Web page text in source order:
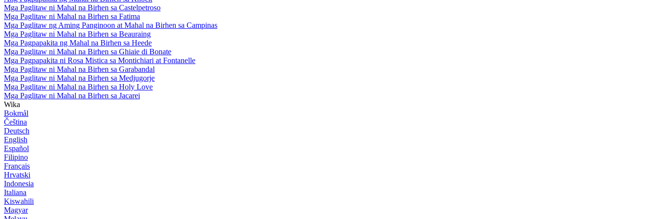
Mga Paglitaw ni Mahal na Birhen sa Castelpetroso
Mga Paglitaw ni Mahal na Birhen sa Fatima
Mga Paglitaw ng Aming Panginoon at Mahal na Birhen sa Campinas
Mga Paglitaw ni Mahal na Birhen sa Beauraing
Mga Pagpapakita ng Mahal na Birhen sa Heede
Mga Paglitaw ni Mahal na Birhen sa Ghiaie di Bonate
Mga Pagpapakita ni Rosa Mistica sa Montichiari at Fontanelle
Mga Paglitaw ni Mahal na Birhen sa Garabandal
Mga Paglitaw ni Mahal na Birhen sa Medjugorje
Mga Paglitaw ni Mahal na Birhen sa Holy Love
Mga Paglitaw ni Mahal na Birhen sa Jacarei
Wika
Bokmål
Čeština
Deutsch
English
Español
Filipino
Français
Hrvatski
Indonesia
Italiana
Kiswahili
Magyar